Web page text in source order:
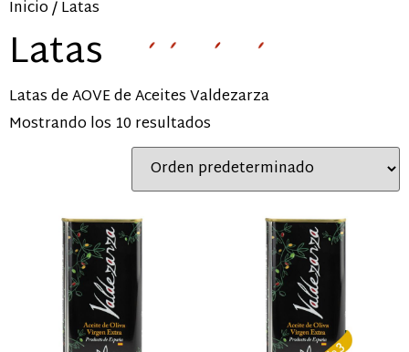
Inicio/ Latas
Latas
Latas de AOVE de Aceites Valdezarza
Mostrando los 10 resultados